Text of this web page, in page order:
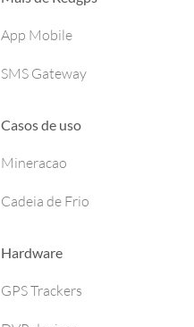
App Mobile
SMS Gateway
Casos de uso
Mineracao
Cadeia de Frio
Hardware
GPS Trackers